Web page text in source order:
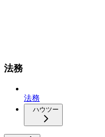
法務
法務
ハウツー